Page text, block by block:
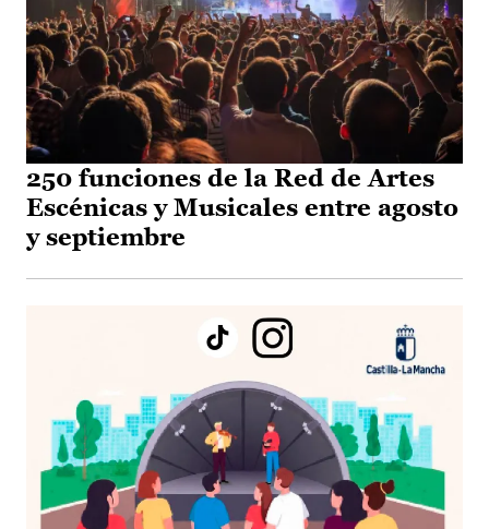
250 funciones de la Red de Artes
Escénicas y Musicales entre agosto
y septiembre